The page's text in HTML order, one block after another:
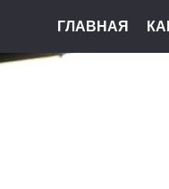
ГЛАВНАЯ